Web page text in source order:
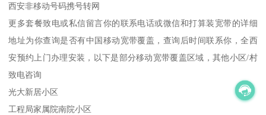
西安非移动号码携号转网
更多套餐致电或私信留言你的联系电话或微信和打算装宽带的详细
地址为你查询是否有中国移动宽带覆盖，查询后时间联系你，全西
安预约上门办理安装，以下是部分移动宽带覆盖区域，其他小区/村
致电咨询
光大新居小区
工程局家属院南院小区